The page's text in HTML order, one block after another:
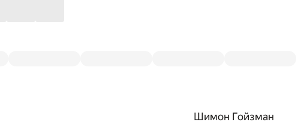
Шимон Гойзман